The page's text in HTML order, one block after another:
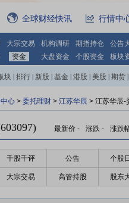
全球财经快讯 行情中
大宗交易 机构调研 期指持仓
公告
资金 大盘资金 个股资金 板块
块 排行 新股 基金 港股 美股 期货
心 > 委托理财 > 江苏华辰 > 江苏华辰-
最新价 - 涨跌 - 涨跌
千股千评 公告 个股
大宗交易 高管持股 股东